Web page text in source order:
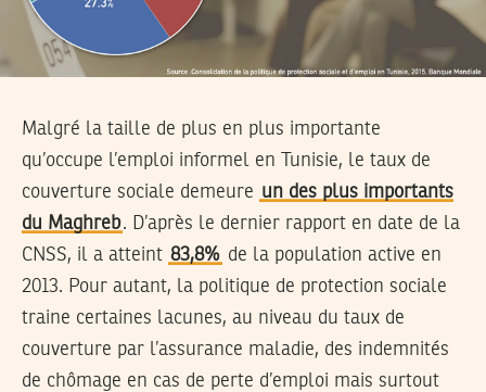
Malgré la taille de plus en plus importante
qu’occupe l’emploi informel en Tunisie, le taux de
couverture sociale demeure un des plus importants
du Maghreb. D’après le dernier rapport en date de la
CNSS, il a atteint 83,8% de la population active en
2013. Pour autant, la politique de protection sociale
traine certaines lacunes, au niveau du taux de
couverture par l’assurance maladie, des indemnités
de chômage en cas de perte d’emploi mais surtout